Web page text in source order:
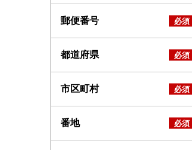
郵便番号
都道府県
市区町村
番地